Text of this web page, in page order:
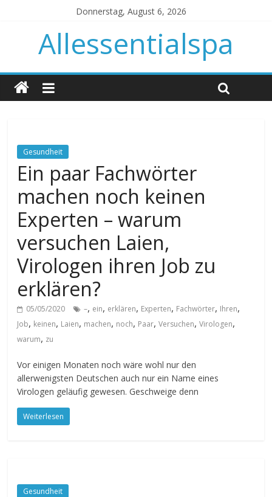
Donnerstag, August 6, 2026
Allessentialspa
Gesundheit
Ein paar Fachwörter
machen noch keinen
Experten – warum
versuchen Laien,
Virologen ihren Job zu
erklären?
05/05/2020 –, ein, erklären, Experten, Fachwörter, Ihren,
Job, keinen, Laien, machen, noch, Paar,Versuchen,Virologen,
warum, zu
Vor einigen Monaten noch wäre wohl nur den
allerwenigsten Deutschen auch nur ein Name eines
Virologen geläufig gewesen. Geschweige denn
Weiterlesen
Gesundheit